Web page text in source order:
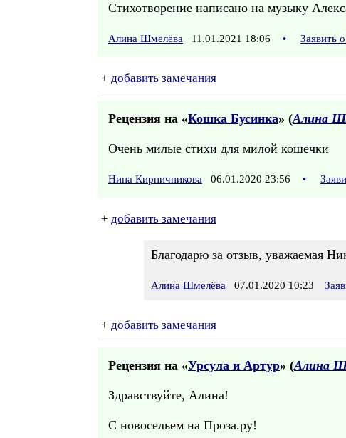
Стихотворение написано на музыку
Алина Шмелёва 11.01.2021 18:06 • Заявить
+ добавить замечания
Рецензия на «Кошка Бусинка» (Алина
Очень милые стихи для милой кошечки
Нина Кирпичникова 06.01.2020 23:56 •
+ добавить замечания
Благодарю за отзыв, уважаемая
Алина Шмелёва 07.01.2020 10:23
+ добавить замечания
Рецензия на «Урсула и Артур» (Алина
Здравствуйте, Алина!
С новосельем на Проза.ру!